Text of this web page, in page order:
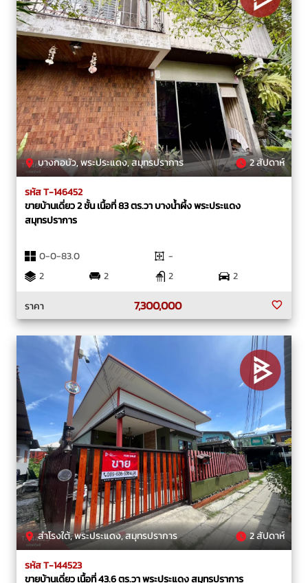
บางกอบัว, พระประแดง, สมุทรปราการ 2 สัปดาห์
รหัส T-146452
ขายบ้านเดี่ยว 2 ชั้น เนื้อที่ 83 ตร.วา บางน้ำผึ้ง พระประแดง
สมุทรปราการ
0-0-83.0
-
2
2 2
2
ราคา
7,300,000
สำโรงใต้, พระประแดง, สมุทรปราการ 2 สัปดาห์
รหัส T-144523
ขายบ้านเดี่ยว เนื้อที่ 43.6 ตร.วา พระประแดง สมุทรปราการ